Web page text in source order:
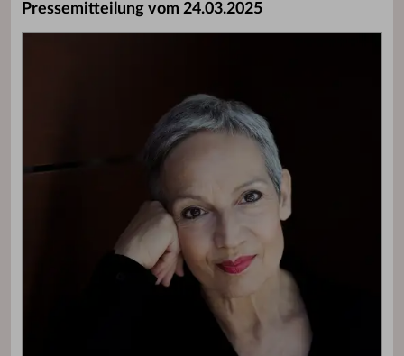
Pressemitteilung vom 24.03.2025